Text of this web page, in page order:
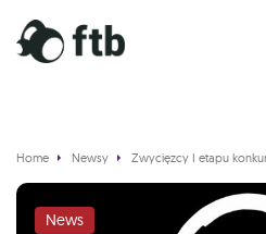
Home Newsy Zwycięzcy I etapu
News